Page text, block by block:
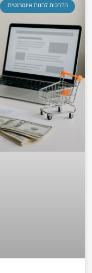
הדרכות לחנות אינטרנטית